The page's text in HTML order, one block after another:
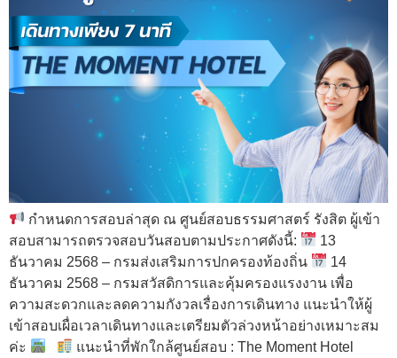
กำหนดการสอบล่าสุด ณ ศูนย์สอบธรรมศาสตร์ รังสิต ผู้เข้า
สอบสามารถตรวจสอบวันสอบตามประกาศดังนี้:
13
ธันวาคม 2568 – กรมส่งเสริมการปกครองท้องถิ่น
14
ธันวาคม 2568 – กรมสวัสดิการและคุ้มครองแรงงาน เพื่อ
ความสะดวกและลดความกังวลเรื่องการเดินทาง แนะนำให้ผู้
เข้าสอบเผื่อเวลาเดินทางและเตรียมตัวล่วงหน้าอย่างเหมาะสม
ค่ะ
แนะนำที่พักใกล้ศูนย์สอบ : The Moment Hotel